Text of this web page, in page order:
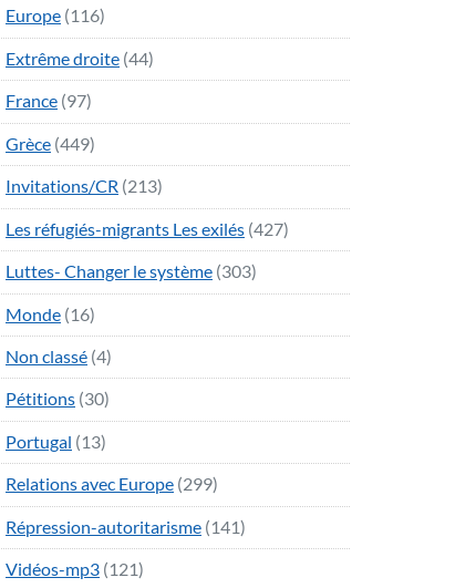
Europe (116)
Extrême droite (44)
France (97)
Grèce (449)
Invitations/CR (213)
Les réfugiés-migrants Les exilés (427)
Luttes- Changer le système (303)
Monde (16)
Non classé (4)
Pétitions (30)
Portugal (13)
Relations avec Europe (299)
Répression-autoritarisme (141)
Vidéos-mp3 (121)